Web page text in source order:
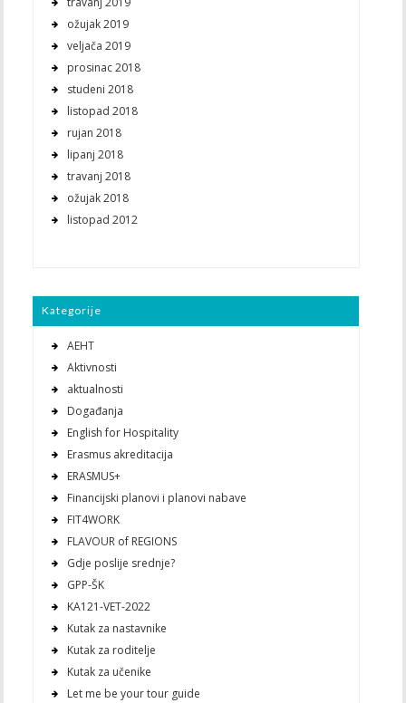
ožujak 2019
veljača 2019
prosinac 2018
studeni 2018
listopad 2018
rujan 2018
lipanj 2018
travanj 2018
ožujak 2018
listopad 2012
Kategorije
AEHT
Aktivnosti
aktualnosti
Događanja
English for Hospitality
Erasmus akreditacija
ERASMUS+
Financijski planovi i planovi nabave
FIT4WORK
FLAVOUR of REGIONS
Gdje poslije srednje?
GPP-ŠK
KA121-VET-2022
Kutak za nastavnike
Kutak za roditelje
Kutak za učenike
Let me be your tour guide